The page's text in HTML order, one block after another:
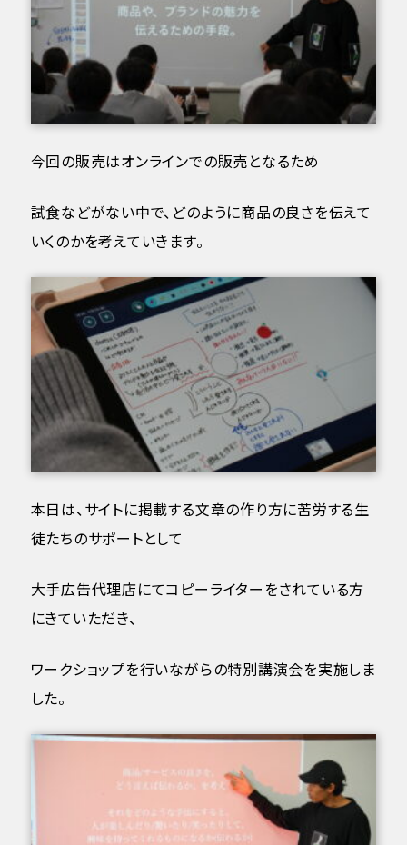
今回の販売はオンラインでの販売となるため
試食などがない中で、どのように商品の良さを伝えて
いくのかを考えていきます。
本日は、サイトに掲載する文章の作り方に苦労する生
徒たちのサポートとして
大手広告代理店にてコピーライターをされている方
にきていただき、
ワークショップを行いながらの特別講演会を実施しま
した。